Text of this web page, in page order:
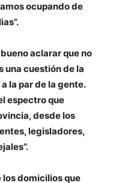
ocupando de
aclarar que no
una cuestión de la
la par de la gente.
espectro que
desde los
legisladores,
los domicilios que